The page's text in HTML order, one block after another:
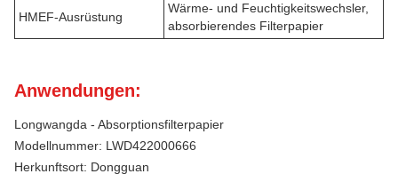
HMEF-Ausrüstung
Wärme- und Feuchtigkeitswechsler,
absorbierendes Filterpapier
Anwendungen:
Longwangda - Absorptionsfilterpapier
Modellnummer: LWD422000666
Herkunftsort: Dongguan